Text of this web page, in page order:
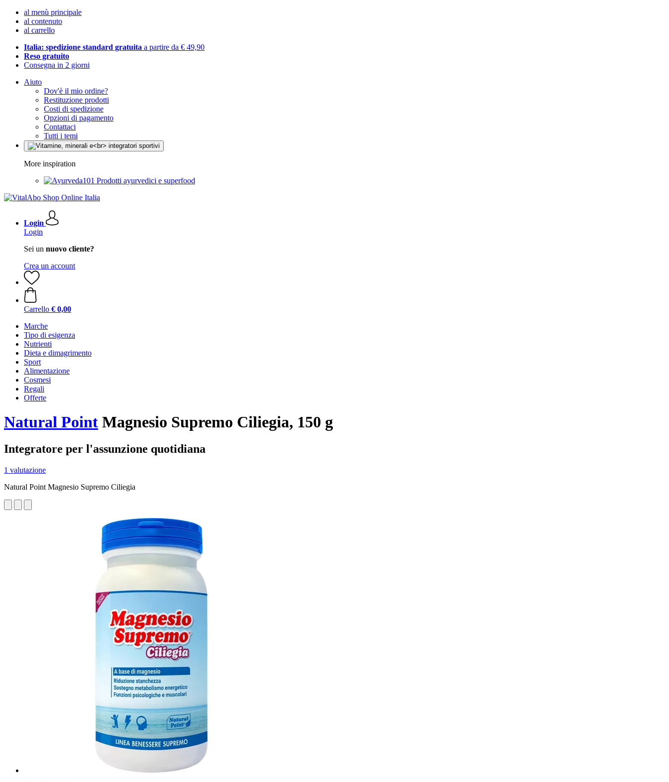
al menù principale
al contenuto
al carrello
Italia: spedizione standard gratuita a partire da € 49,90
Reso gratuito
Consegna in 2 giorni
Aiuto
Dov'è il mio ordine?
Restituzione prodotti
Costi di spedizione
Opzioni di pagamento
Contattaci
Tutti i temi
More inspiration
Prodotti ayurvedici e superfood
Login
Login
Sei un nuovo cliente?
Crea un account
Carrello € 0,00
Marche
Tipo di esigenza
Nutrienti
Dieta e dimagrimento
Sport
Alimentazione
Cosmesi
Regali
Offerte
Natural Point Magnesio Supremo Ciliegia, 150 g
Integratore per l'assunzione quotidiana
1 valutazione
Natural Point Magnesio Supremo Ciliegia